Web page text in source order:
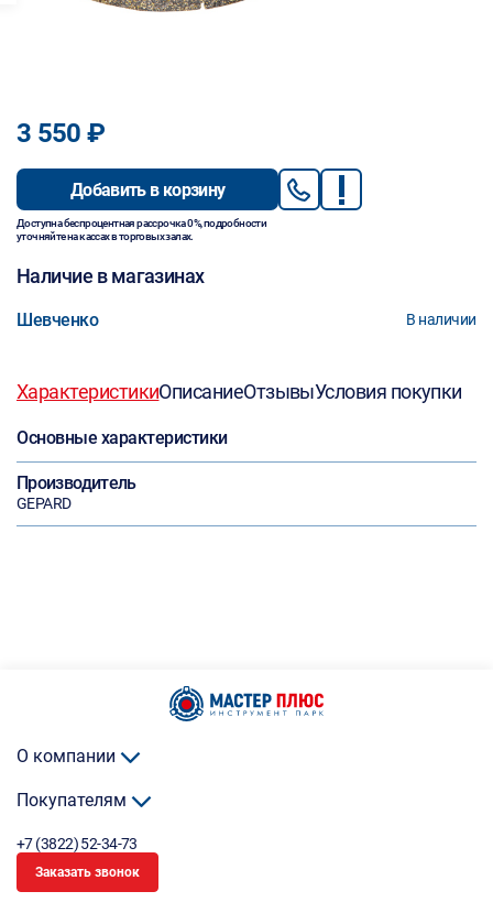
3 550 ₽
Добавить в корзину
Доступна беспроцентная рассрочка 0%, подробности
уточняйте на кассах в торговых залах.
Наличие в магазинах
Шевченко В наличии
ХарактеристикиОписаниеОтзывыУсловия покупки
Основные характеристики
Производитель
GEPARD
О компании
Покупателям
+7 (3822) 52-34-73
Заказать звонок